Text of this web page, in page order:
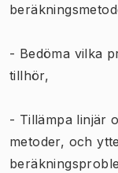
- Bedöma vilka
tillhör,
- Tillämpa linjär
metoder, och